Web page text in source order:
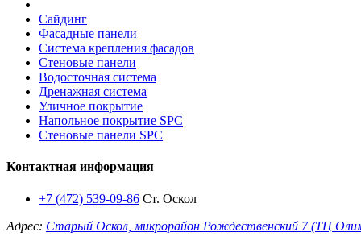
Сайдинг
Фасадные панели
Система крепления фасадов
Стеновые панели
Водосточная система
Дренажная система
Уличное покрытие
Напольное покрытие SPC
Стеновые панели SPC
Контактная информация
+7 (472) 539-09-86 Ст. Оскол
Адрес: Старый Оскол, микрорайон Рождественский 7 (ТЦ